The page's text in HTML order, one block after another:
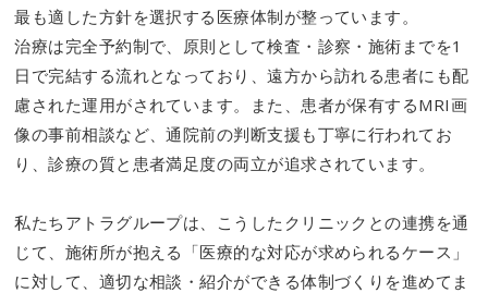
最も適した方針を選択する医療体制が整っています。
治療は完全予約制で、原則として検査・診察・施術までを1
日で完結する流れとなっており、遠方から訪れる患者にも配
慮された運用がされています。また、患者が保有するMRI画
像の事前相談など、通院前の判断支援も丁寧に行われてお
り、診療の質と患者満足度の両立が追求されています。
私たちアトラグループは、こうしたクリニックとの連携を通
じて、施術所が抱える「医療的な対応が求められるケース」
に対して、適切な相談・紹介ができる体制づくりを進めてま